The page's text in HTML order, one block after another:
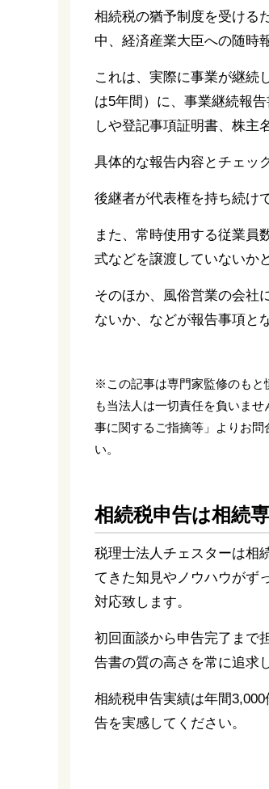
相続税の猶予制度を受ける
中、経済産業大臣への随時
これは、実際に事業が継続
は5年間）に、事業継続報
しや登記事項証明書、株主
具体的な報告内容とチェッ
後継者が代表権を持ち続け
また、常時使用する従業員
式などを譲渡していないか
そのほか、風俗営業の会社
ないか、などが報告事項と
※この記事は専門家監修のもと
も当法人は一切責任を負いま
事に関するご指摘等」よりお
い。
相続税申告は相続
税理士法人チェスターは相
てきた知見やノウハウがず
対応致します。
初回面談から申告完了まで
告書の質の高さを常に追求
相続税申告実績は年間
告を実感してください。